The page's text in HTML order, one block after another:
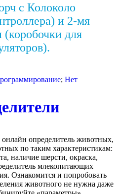
с Колоколо
и 2-мя
для
; Нет
онлайн определитель животных,
по таким характеристикам:
наличие шерсти, окраска,
млекопитающих
Ознакомится и попробовать
животного не нужна даже